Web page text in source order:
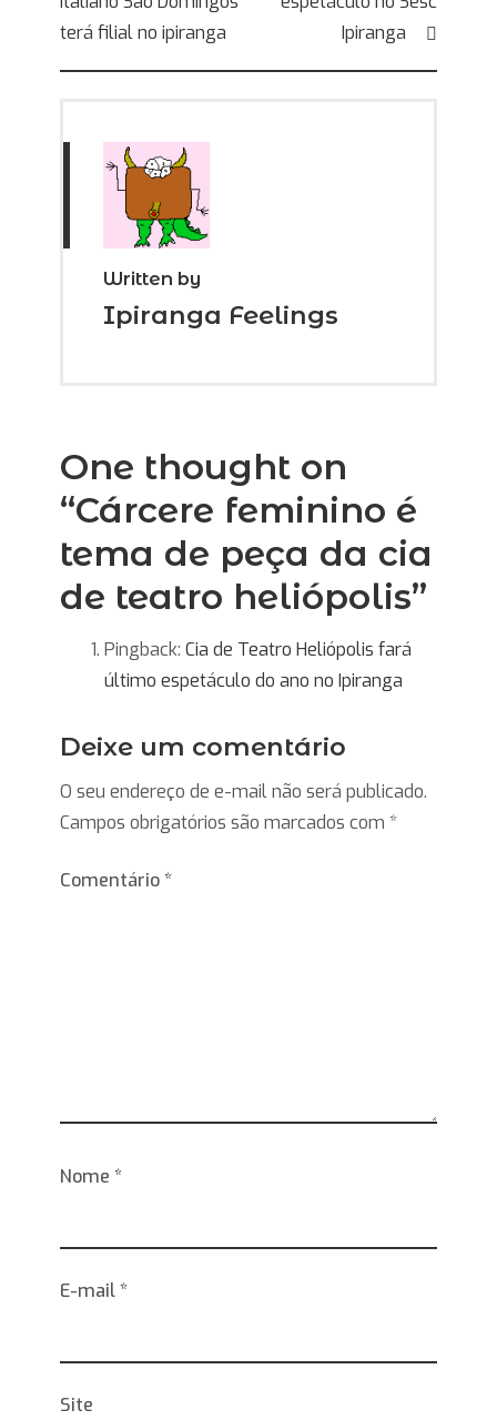
de
Post
terá filial no ipiranga
Ipiranga
Written by
Ipiranga Feelings
One thought on
“Cárcere feminino é
tema de peça da cia
de teatro heliópolis”
Pingback: Cia de Teatro Heliópolis fará
último espetáculo do ano no Ipiranga
Deixe um comentário
O seu endereço de e-mail não será publicado.
Campos obrigatórios são marcados com *
Comentário*
Nome *
E-mail*
Site